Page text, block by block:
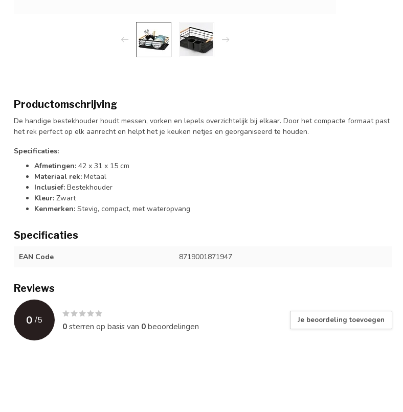
Productomschrijving
De handige bestekhouder houdt messen, vorken en lepels overzichtelijk bij elkaar. Door het compacte formaat past
het rek perfect op elk aanrecht en helpt het je keuken netjes en georganiseerd te houden.
Specificaties:
Afmetingen: 42 x 31 x 15 cm
Materiaal rek: Metaal
Inclusief: Bestekhouder
Kleur: Zwart
Kenmerken: Stevig, compact, met wateropvang
Specificaties
EAN Code 8719001871947
Reviews
0 /5
0sterren op basis van 0beoordelingen
Je beoordeling toevoegen